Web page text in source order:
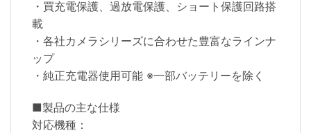
・買充電保護、過放電保護、ショート保護回路搭
載
・各社カメラシリーズに合わせた豊富なラインナ
ップ
・純正充電器使用可能 ※一部バッテリーを除く
■製品の主な仕様
対応機種：